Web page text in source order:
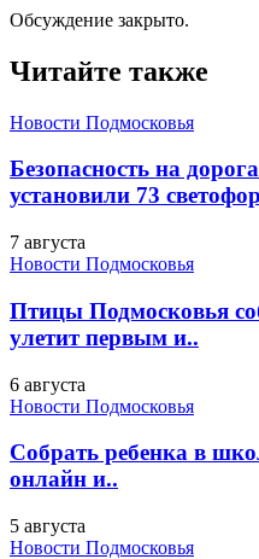
Обсуждение закрыто.
Читайте также
Новости Подмосковья
Безопасность на
установили 73
7 августа
Новости Подмосковья
Птицы Подмосковья
улетит первым и..
6 августа
Новости Подмосковья
Собрать ребенка в
онлайн и..
5 августа
Новости Подмосковья